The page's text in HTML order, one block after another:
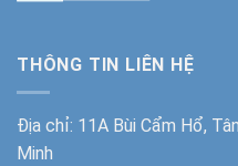
THÔNG TIN LIÊN HỆ
Địa chỉ: 11A Bùi Cẩm Hổ,
Minh